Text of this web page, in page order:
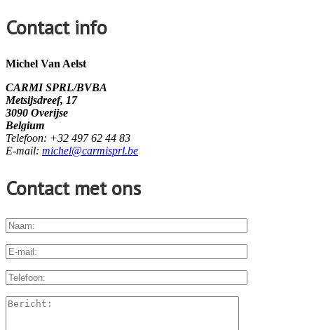
Contact info
Michel Van Aelst
CARMI SPRL/BVBA
Metsijsdreef, 17
3090 Overijse
Belgium
Telefoon: +32 497 62 44 83
E-mail: michel@carmisprl.be
Contact met ons